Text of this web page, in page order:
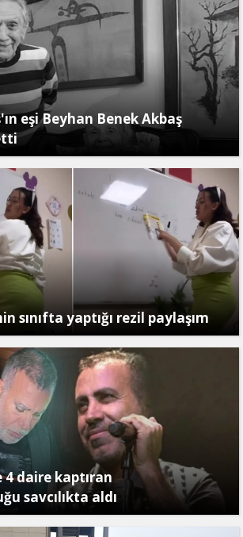
eşi Beyhan Benek Akbaş
sınıfta yaptığı rezil paylaşım
daire kaptıran
savcılıkta aldı